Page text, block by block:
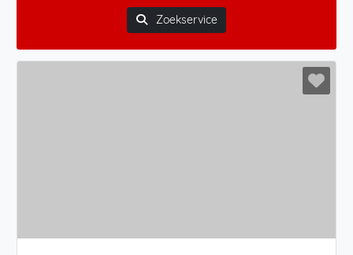
Zoekservice